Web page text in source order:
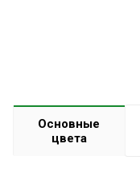
Основные
цвета